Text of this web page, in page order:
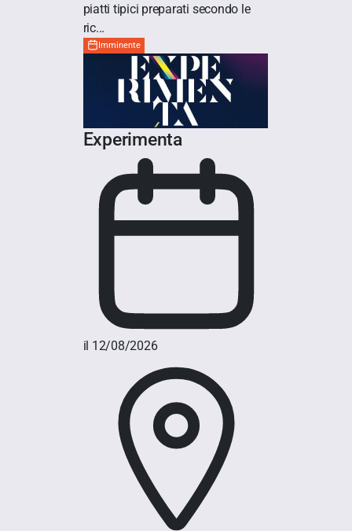
piatti tipici preparati secondo le
ric...
Imminente
Experimenta
il 12/08/2026